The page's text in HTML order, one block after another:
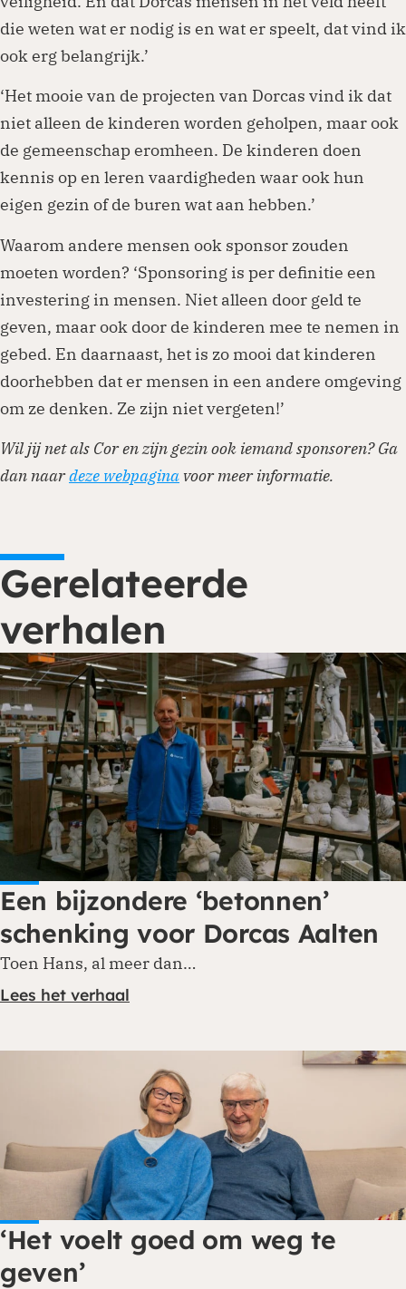
die weten wat er nodig is en wat er speelt, dat vind ik
ook erg belangrijk.’
‘Het mooie van de projecten van Dorcas vind ik dat
niet alleen de kinderen worden geholpen, maar ook
de gemeenschap eromheen. De kinderen doen
kennis op en leren vaardigheden waar ook hun
eigen gezin of de buren wat aan hebben.’
Waarom andere mensen ook sponsor zouden
moeten worden? ‘Sponsoring is per definitie een
investering in mensen. Niet alleen door geld te
geven, maar ook door de kinderen mee te nemen in
gebed. En daarnaast, het is zo mooi dat kinderen
doorhebben dat er mensen in een andere omgeving
om ze denken. Ze zijn niet vergeten!’
Wil jij net als Cor en zijn gezin ook iemand sponsoren? Ga
dan naardeze webpagina voor meer informatie.
Gerelateerde
verhalen
Een bijzondere ‘betonnen’
schenking voor Dorcas Aalten
Toen Hans, al meer dan…
Lees het verhaal
‘Het voelt goed om weg te
geven’